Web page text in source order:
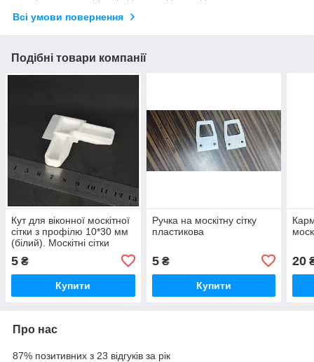
Всі умови повернення
Подібні товари компанії
Кут для віконної москітної
сітки з профілю 10*30 мм
(білий). Москітні сітки
5 ₴
Купити
Ручка на москітну сітку
пластикова
5₴
Купити
20
Про нас
87% позитивних з 23 відгуків за рік